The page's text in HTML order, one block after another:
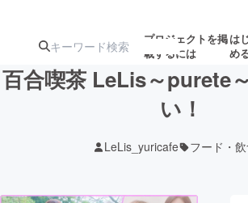
プロジェクトを掲
載するには
は
め
ターン
ジェクト
募集終了
ロジェク
百合喫茶 LeLis～purete
い！
LeLis_yuricafe フード・